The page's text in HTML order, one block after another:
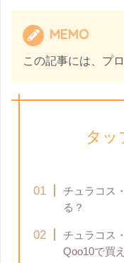
MEMO
この記事には、プ
タッ
チュラコス
る？
チュラコス
Qoo10で買